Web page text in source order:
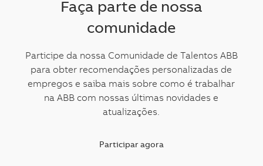
Faça parte de nossa
comunidade
Participe da nossa Comunidade de Talentos ABB
para obter recomendações personalizadas de
empregos e saiba mais sobre como é trabalhar
na ABB com nossas últimas novidades e
atualizações.
Participar agora